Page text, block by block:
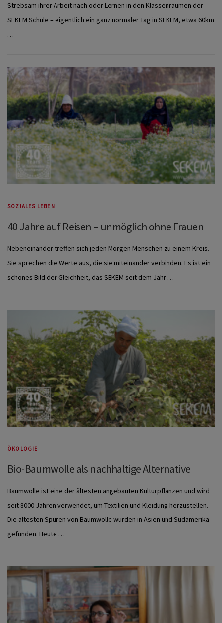
Strebsam ihrer Arbeit nach oder Lernen in den Klassenräumen der
SEKEM Schule – eigentlich ein ganz normaler Tag in SEKEM, etwa 60km
…
SOZIALES LEBEN
40 Jahre auf Reisen – unmöglich ohne Frauen
Nebeneinander treffen sich jeden Morgen Menschen zu einem Kreis.
Sie sprechen die Werte aus, die sie miteinander verbinden. Es ist ein
schönes Bild der Gleichheit, das SEKEM seit dem Jahr …
ÖKOLOGIE
Bio-Baumwolle als nachhaltige Alternative
Baumwolle ist eine der ältesten angebauten Kulturpflanzen und wird
seit 8000 Jahren verwendet, um Textilien und Kleidung herzustellen.
Die ältesten Spuren von Baumwolle wurden in Asien und Südamerika
gefunden. Heute …